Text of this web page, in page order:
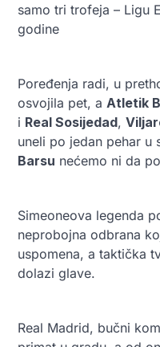
samo tri trofeja – Ligu
godine
Poređenja radi, u
osvojila pet, a Atletik
i Real Sosijedad,
uneli po jedan pehar u
Barsu nećemo ni da
Simeoneova legenda
neprobojna odbrana
uspomena, a taktička
dolazi glave.
Real Madrid, bučni